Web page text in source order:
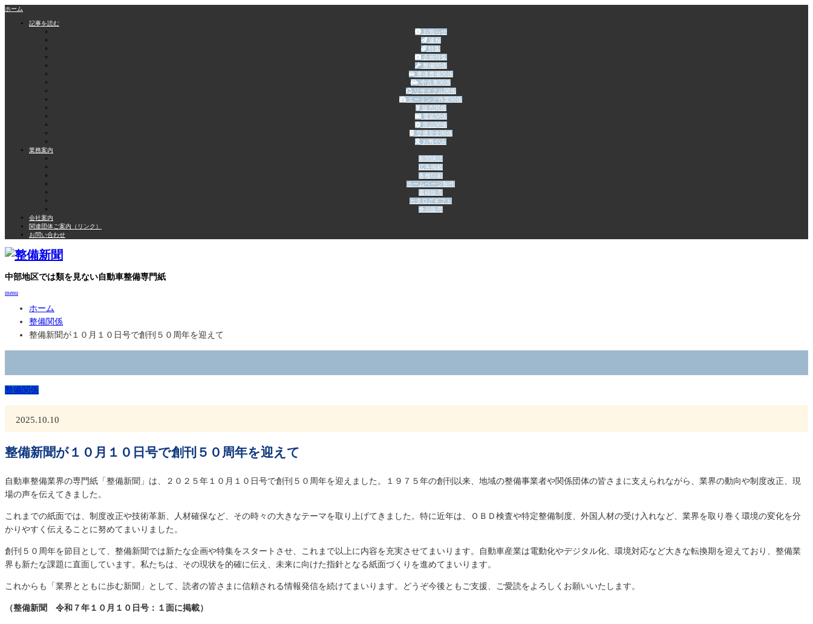
ホーム
記事を読む
お知らせ
速報
特集
企画特集
整備関係
車体整備関係
中古車関係
リサイクル関係
エーミング作業関係
販売関係
電装関係
部品関係
交通安全関係
お悔やみ
業務案内
新聞購読
広告掲載
各種印刷
ホームページ制作
書籍販売
カタログギフト
食品販売
会社案内
関連団体ご案内（リンク）
お問い合わせ
中部地区では類を見ない自動車整備専門紙
menu
ホーム
整備関係
整備新聞が１０月１０日号で創刊５０周年を迎えて
整備関係
2025.10.10
整備新聞が１０月１０日号で創刊５０周年を迎えて
自動車整備業界の専門紙「整備新聞」は、２０２５年１０月１０日号で創刊５０周年を迎えました。１９７５年の創刊以来、地域の整備事業者や関係団体の皆さまに支えられながら、業界の動向や制度改正、現
場の声を伝えてきました。
これまでの紙面では、制度改正や技術革新、人材確保など、その時々の大きなテーマを取り上げてきました。特に近年は、ＯＢＤ検査や特定整備制度、外国人材の受け入れなど、業界を取り巻く環境の変化を分
かりやすく伝えることに努めてまいりました。
創刊５０周年を節目として、整備新聞では新たな企画や特集をスタートさせ、これまで以上に内容を充実させてまいります。自動車産業は電動化やデジタル化、環境対応など大きな転換期を迎えており、整備業
界も新たな課題に直面しています。私たちは、その現状を的確に伝え、未来に向けた指針となる紙面づくりを進めてまいります。
これからも「業界とともに歩む新聞」として、読者の皆さまに信頼される情報発信を続けてまいります。どうぞ今後ともご支援、ご愛読をよろしくお願いいたします。
（整備新聞 令和７年１０月１０日号：１面に掲載）